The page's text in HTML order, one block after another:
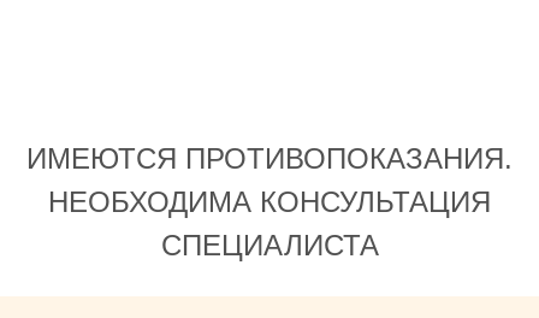
лечения!
ИМЕЮТСЯ ПРОТИВОПОКАЗАНИЯ.
НЕОБХОДИМА КОНСУЛЬТАЦИЯ
СПЕЦИАЛИСТА